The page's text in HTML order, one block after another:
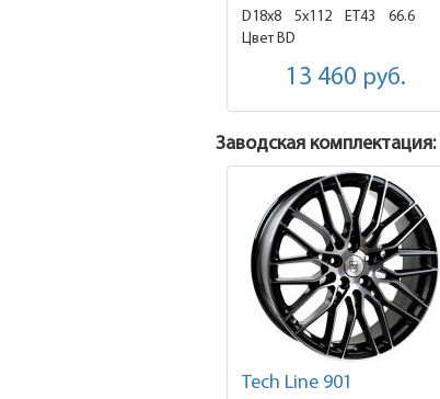
D18x8 5x112 ET43
66.6
Цвет BD
13 460 руб.
Заводская комплектация:
Tech Line 901